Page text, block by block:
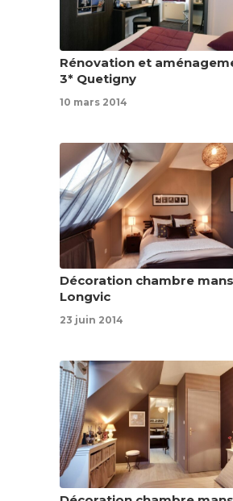
Rénovation et
3* Quetigny
10 mars 2014
Décoration chambre
Longvic
23 juin 2014